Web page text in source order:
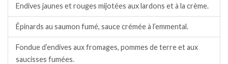
Endives jaunes et rouges mijotées aux lardons et à la crème.
Épinards au saumon fumé, sauce crémée à l’emmental.
Fondue d’endives aux fromages, pommes de terre et aux
saucisses fumées.